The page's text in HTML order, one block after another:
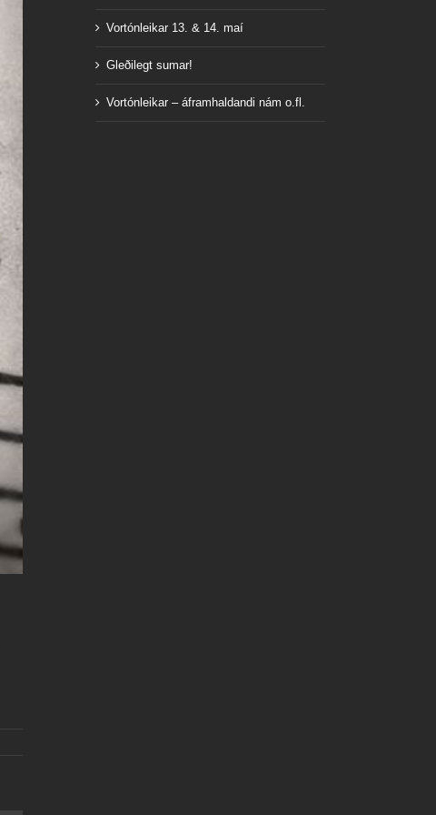
Vortónleikar 13. & 14. maí
Gleðilegt sumar!
Vortónleikar – áframhaldandi nám o.fl.